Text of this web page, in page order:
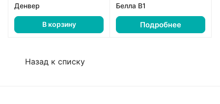
Денвер
В корзину
Белла В1
Подробнее
Назад к списку